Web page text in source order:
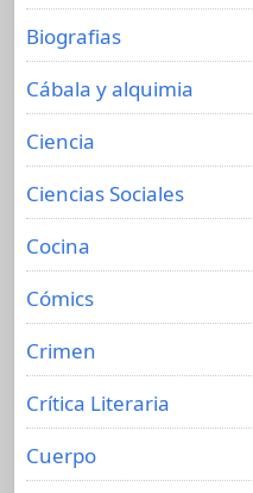
Biografias
Cábala y alquimia
Ciencia
Ciencias Sociales
Cocina
Cómics
Crimen
Crítica Literaria
Cuerpo